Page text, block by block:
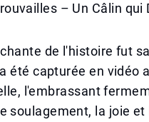
– Un Câlin qui
de l'histoire fut
été capturée en vidéo
l'embrassant
soulagement, la joie